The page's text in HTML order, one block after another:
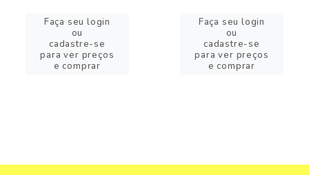
Faça seu login
ou
cadastre-se
para ver preços
e comprar
Faça seu login
ou
cadastre-se
para ver preços
e comprar